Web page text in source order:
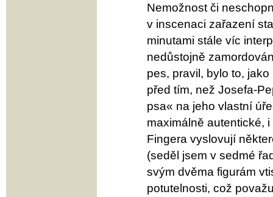
Nemožnost či
v inscenaci zařazení
minutami stále víc
nedůstojně
pes, pravil, bylo to,
před tím, než Josefa-
psa« na jeho vlastní
maximálně autentické,
Fingera vyslovují
(seděl jsem v sedmé
svým dvěma figurám
potutelnosti, což